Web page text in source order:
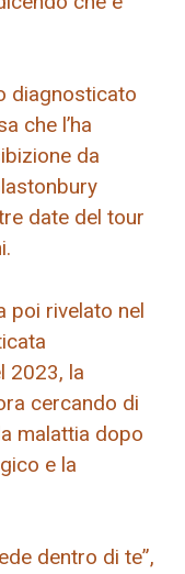
diagnosticato
che l’ha
da
date del tour
poi rivelato nel
2023, la
cercando di
malattia dopo
e la
dentro di te”,